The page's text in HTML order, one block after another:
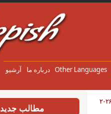
Other Languages درباره ما آرشیو
مطالب جدید